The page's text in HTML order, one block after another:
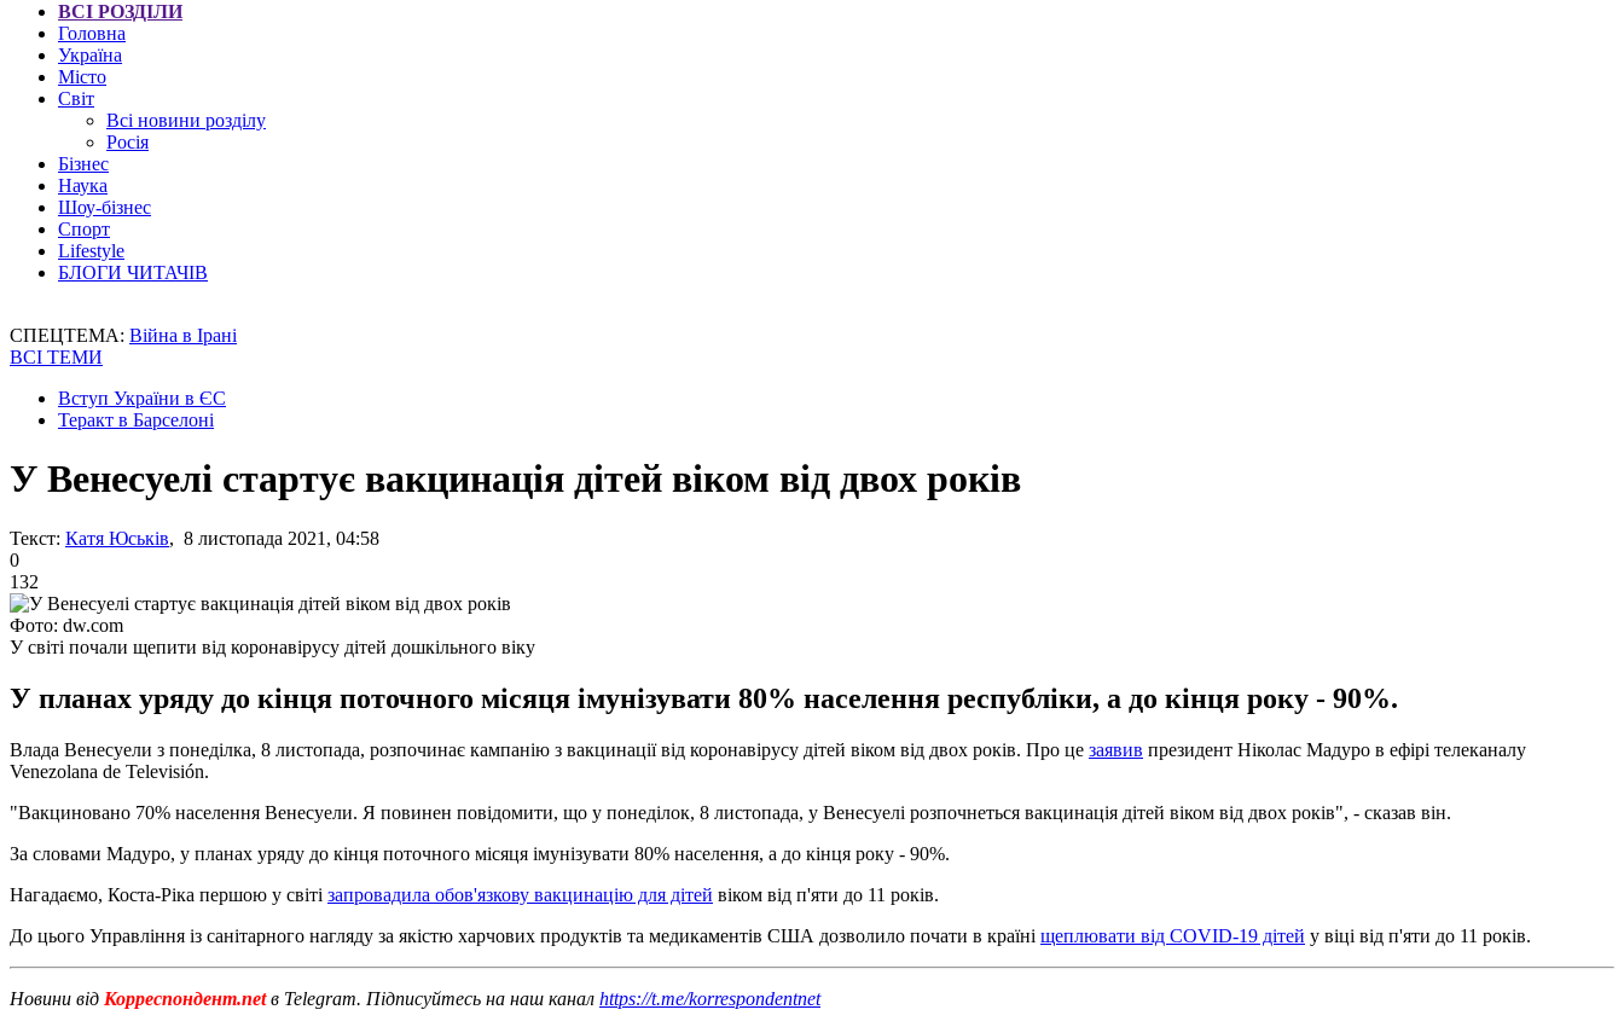
ВСІ РОЗДІЛИ
Головна
Україна
Місто
Світ
Всі новини розділу
Росія
Бізнес
Наука
Шоу-бізнес
Спорт
Lifestyle
БЛОГИ ЧИТАЧІВ
СПЕЦТЕМА: Війна в Ірані
ВСІ ТЕМИ
Вступ України в ЄС
Теракт в Барселоні
У Венесуелі стартує вакцинація дітей віком від двох років
Текст: Катя Юськів, 8 листопада 2021, 04:58
0
132
Фото: dw.com
У світі почали щепити від коронавірусу дітей дошкільного віку
У планах уряду до кінця поточного місяця імунізувати 80% населення республіки, а до кінця року - 90%.
Влада Венесуели з понеділка, 8 листопада, розпочинає кампанію з вакцинації від коронавірусу дітей віком від двох років. Про це заявив президент Ніколас Мадуро в ефірі телеканалу
Venezolana de Televisión.
"Вакциновано 70% населення Венесуели. Я повинен повідомити, що у понеділок, 8 листопада, у Венесуелі розпочнеться вакцинація дітей віком від двох років", - сказав він.
За словами Мадуро, у планах уряду до кінця поточного місяця імунізувати 80% населення, а до кінця року - 90%.
Нагадаємо, Коста-Ріка першою у світі запровадила обов'язкову вакцинацію для дітей віком від п'яти до 11 років.
До цього Управління із санітарного нагляду за якістю харчових продуктів та медикаментів США дозволило почати в країні щеплювати від COVID-19 дітей у віці від п'яти до 11 років.
Новини від Корреспондент.netв Telegram. Підписуйтесь на наш канал https://t.me/korrespondentnet